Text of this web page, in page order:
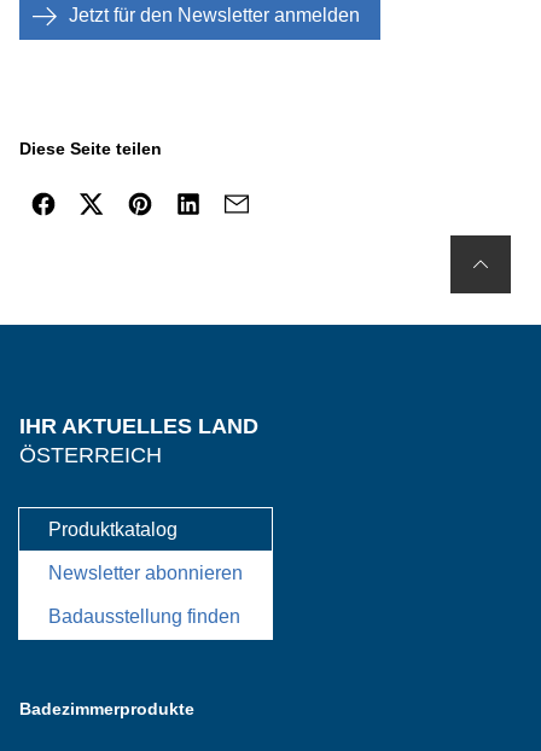
Jetzt für den Newsletter anmelden
Diese Seite teilen
IHR AKTUELLES LAND
ÖSTERREICH
Produktkatalog
Newsletter abonnieren
Badausstellung finden
Badezimmerprodukte